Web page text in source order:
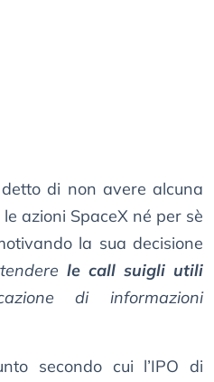
di non avere alcuna
azioni SpaceX né per sè
la sua decisione
le call suigli utili
di informazioni
secondo cui l’IPO di